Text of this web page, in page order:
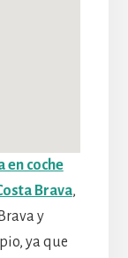
en coche
Brava,
y
ya que